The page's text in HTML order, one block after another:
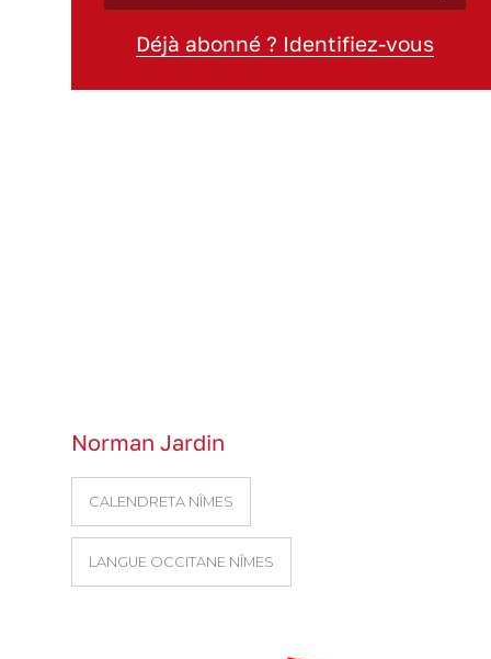
Déjà abonné ? Identifiez-vous
Norman Jardin
CALENDRETA NÎMES
LANGUE OCCITANE NÎMES